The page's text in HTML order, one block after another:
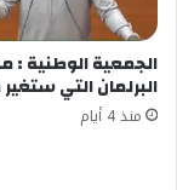
الجمعية الوطنية :
البرلمان التي
منذ 4 أيام